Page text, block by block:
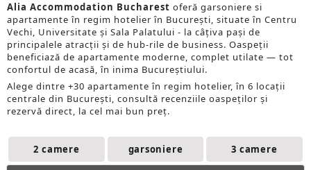
Alia Accommodation Bucharest oferă garsoniere si
apartamente în regim hotelier în București, situate în Centru
Vechi, Universitate și Sala Palatului - la câțiva pași de
principalele atracții și de hub-rile de business. Oaspeții
beneficiază de apartamente moderne, complet utilate — tot
confortul de acasă, în inima Bucureștiului.
Alege dintre +30 apartamente în regim hotelier, în 6 locații
centrale din București, consultă recenziile oaspeților și
rezervă direct, la cel mai bun preț.
2 camere garsoniere 3 camere